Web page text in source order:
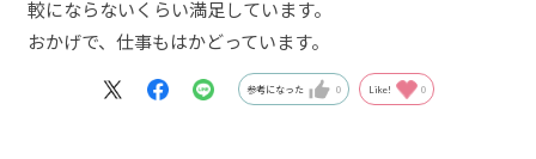
較にならないくらい満足しています。
おかげで、仕事もはかどっています。
参考になった 0 Like! 0